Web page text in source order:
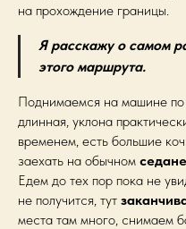
на прохождение границы.
Я расскажу о самом
этого маршрута.
Поднимаемся на машине
длинная, уклона
временем, есть большие
заехать на обычном седане
Едем до тех пор пока не
не получится, тут
места там много, снимаем